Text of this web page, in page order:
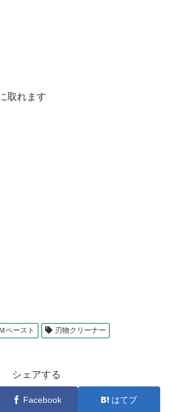
取れます
ペースト
刃物クリーナー
シェアする
Facebook はてブ